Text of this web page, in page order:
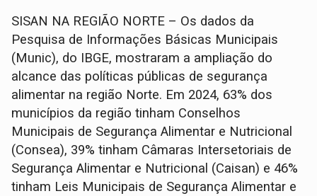
SISAN NA REGIÃO NORTE – Os dados da
Pesquisa de Informações Básicas Municipais
(Munic), do IBGE, mostraram a ampliação do
alcance das políticas públicas de segurança
alimentar na região Norte. Em 2024, 63% dos
municípios da região tinham Conselhos
Municipais de Segurança Alimentar e Nutricional
(Consea), 39% tinham Câmaras Intersetoriais de
Segurança Alimentar e Nutricional (Caisan) e 46%
tinham Leis Municipais de Segurança Alimentar e